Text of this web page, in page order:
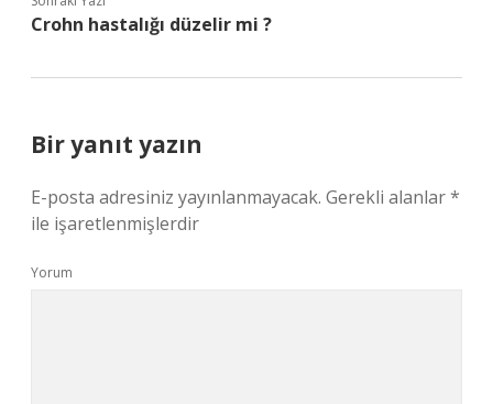
Crohn hastalığı düzelir mi ?
Bir yanıt yazın
E-posta adresiniz yayınlanmayacak. Gerekli alanlar*
ile işaretlenmişlerdir
Yorum